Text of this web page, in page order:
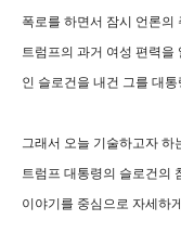
폭로를 하면서 잠시 언론의
트럼프의 과거 여성 편력을
인 슬로건을 내건 그를 대
그래서 오늘 기술하고자
트럼프 대통령의 슬로건의
이야기를 중심으로 자세하